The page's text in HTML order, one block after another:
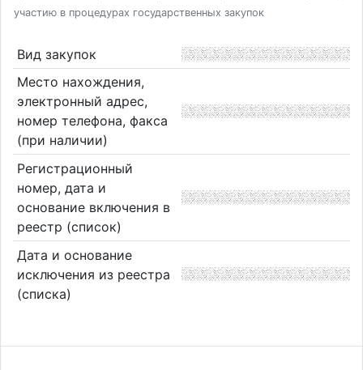
участию в процедурах государственных закупок
Вид закупок
Место нахождения,
электронный адрес,
номер телефона, факса
(при наличии)
Регистрационный
номер, дата и
основание включения в
реестр (список)
Дата и основание
исключения из реестра
(списка)